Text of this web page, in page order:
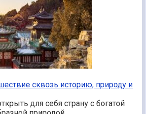
сквозь историю, природу и
для себя страну с богатой